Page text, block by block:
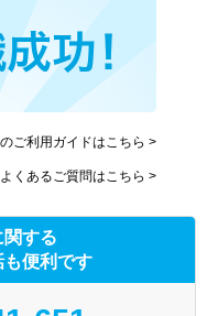
ご利用ガイドはこちら >
よくあるご質問はこちら >
する
便利です